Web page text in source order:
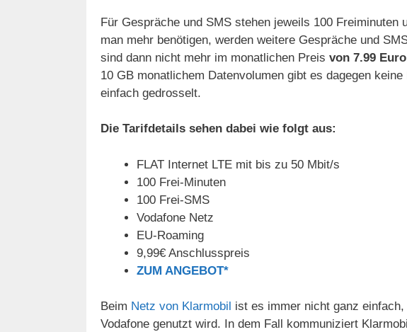
Für Gespräche und SMS stehen jeweils 100 Freiminuten
man mehr benötigen, werden weitere Gespräche und
sind dann nicht mehr im monatlichen Preis von 7.99 Euro
10 GB monatlichem Datenvolumen gibt es dagegen
einfach gedrosselt.
Die Tarifdetails sehen dabei wie folgt aus:
FLAT Internet LTE mit bis zu 50 Mbit/s
100 Frei-Minuten
100 Frei-SMS
Vodafone Netz
EU-Roaming
9,99€ Anschlusspreis
ZUM ANGEBOT*
Beim Netz von Klarmobil ist es immer nicht ganz
Vodafone genutzt wird. In dem Fall kommuniziert